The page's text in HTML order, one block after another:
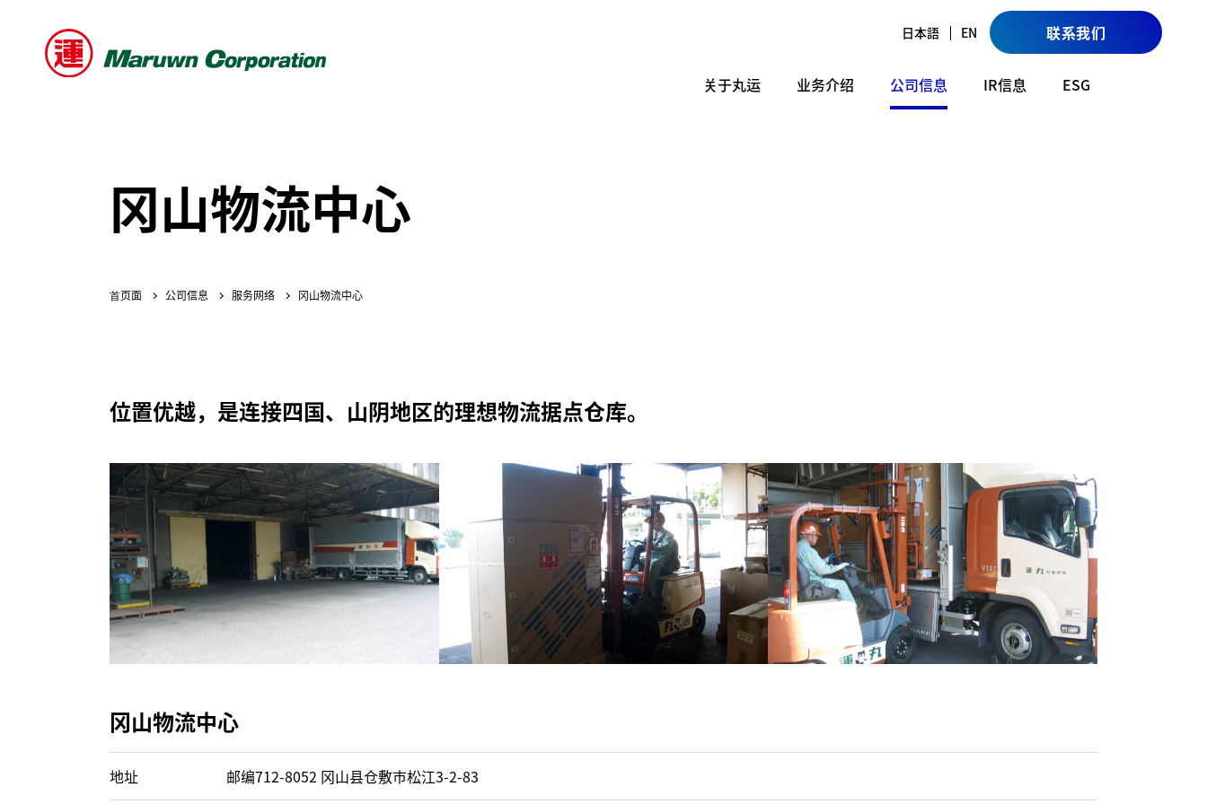
日本語 EN 联系我们
关于丸运 业务介绍 公司信息 IR信息 ESG
冈山物流中心
公司信息 服务网络 冈山物流中心
位置优越，是连接四国、山阴地区的理想物流据点仓库。
冈山物流中心
地址 邮编712-8052 冈山县仓敷市松江3-2-83